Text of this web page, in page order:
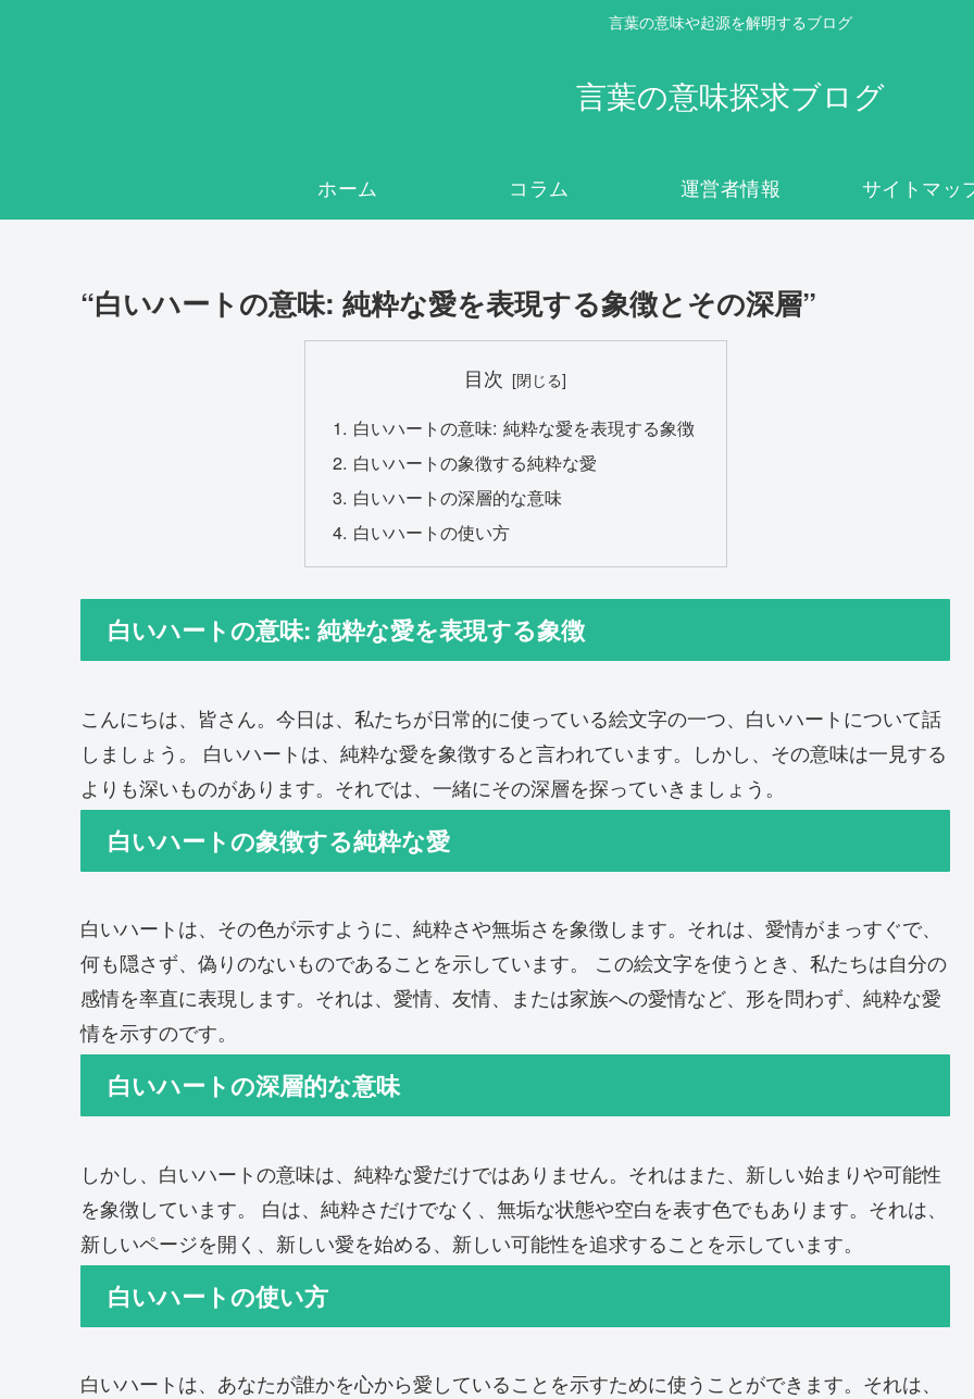
言葉の意味や起源を解明するブログ
言葉の意味探求ブログ
ホーム コラム 運営者情報 サイトマッ
“白いハートの意味: 純粋な愛を表現する象徴とその深層”
目次
白いハートの意味: 純粋な愛を表現する象徴
白いハートの象徴する純粋な愛
白いハートの深層的な意味
白いハートの使い方
白いハートの意味: 純粋な愛を表現する象徴
こんにちは、皆さん。今日は、私たちが日常的に使っている絵文字の一つ、白いハートについて話
しましょう。 白いハートは、純粋な愛を象徴すると言われています。しかし、その意味は一見する
よりも深いものがあります。それでは、一緒にその深層を探っていきましょう。
白いハートの象徴する純粋な愛
白いハートは、その色が示すように、純粋さや無垢さを象徴します。それは、愛情がまっすぐで、
何も隠さず、偽りのないものであることを示しています。 この絵文字を使うとき、私たちは自分の
感情を率直に表現します。それは、愛情、友情、または家族への愛情など、形を問わず、純粋な愛
情を示すのです。
白いハートの深層的な意味
しかし、白いハートの意味は、純粋な愛だけではありません。それはまた、新しい始まりや可能性
を象徴しています。 白は、純粋さだけでなく、無垢な状態や空白を表す色でもあります。それは、
新しいページを開く、新しい愛を始める、新しい可能性を追求することを示しています。
白いハートの使い方
白いハートは、あなたが誰かを心から愛していることを示すために使うことができます。それは、